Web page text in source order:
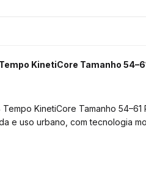
KinetiCore Tamanho
KinetiCore Tamanho
e uso urbano, com tecnologia